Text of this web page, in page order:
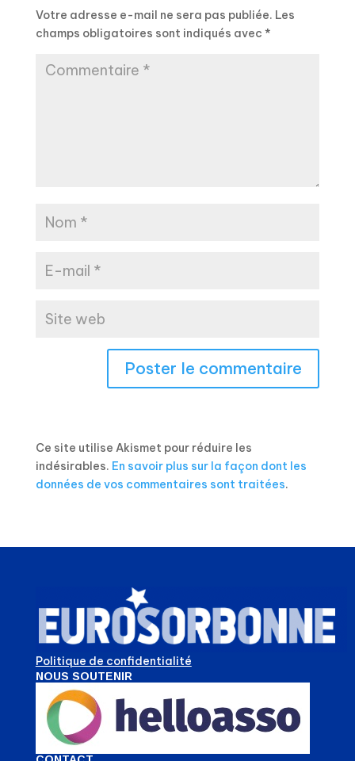
Votre adresse e-mail ne sera pas publiée. Les
champs obligatoires sont indiqués avec *
Ce site utilise Akismet pour réduire les
indésirables. En savoir plus sur la façon dont les
données de vos commentaires sont traitées.
Politique de confidentialité
NOUS SOUTENIR